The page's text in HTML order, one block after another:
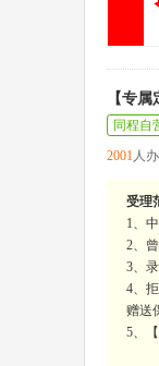
【专
同程自
2001人
受理
1、
2、
3、
4、
赠送
5、